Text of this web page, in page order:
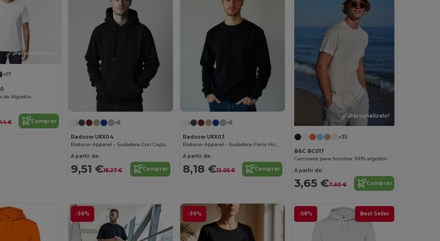
¡Personalízalo!
+17
de Algodón
€ Comprar +5
Radsow UXX04
Radsow Apparel - Sudadera Con Capucha London Hombre
A partir de:
9,51 €18,27 € Comprar
+5
Radsow UXX03
Radsow Apparel - Sudadera Paris Hombre
A partir de:
8,18 €12,05 € Comprar
¡Personalízalo!
+35
B&C BC01T
Camiseta para hombre 100% algodón
A partir de:
3,65 €7,60 € Comprar
-36% -39% -58% Best Seller